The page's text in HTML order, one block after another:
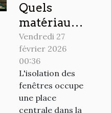
Quels
matériaux
innovants
pour
améliorer
l'isolation
des
Vendredi 27
février 2026
00:36
L'isolation des
fenêtres occupe
une place
centrale dans la